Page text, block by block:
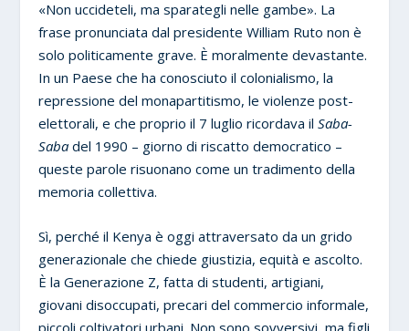
«Non uccideteli, ma sparategli nelle gambe». La
frase pronunciata dal presidente William Ruto non è
solo politicamente grave. È moralmente devastante.
In un Paese che ha conosciuto il colonialismo, la
repressione del monapartitismo, le violenze post-
elettorali, e che proprio il 7 luglio ricordava ilSaba-
Saba del 1990 – giorno di riscatto democratico –
queste parole risuonano come un tradimento della
memoria collettiva.
Sì, perché il Kenya è oggi attraversato da un grido
generazionale che chiede giustizia, equità e ascolto.
È la Generazione Z, fatta di studenti, artigiani,
giovani disoccupati, precari del commercio informale,
piccoli coltivatori urbani. Non sono sovversivi, ma figli